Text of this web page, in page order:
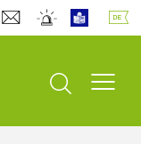
Suche öffnen